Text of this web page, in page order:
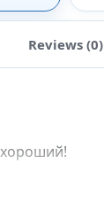
Reviews (0)